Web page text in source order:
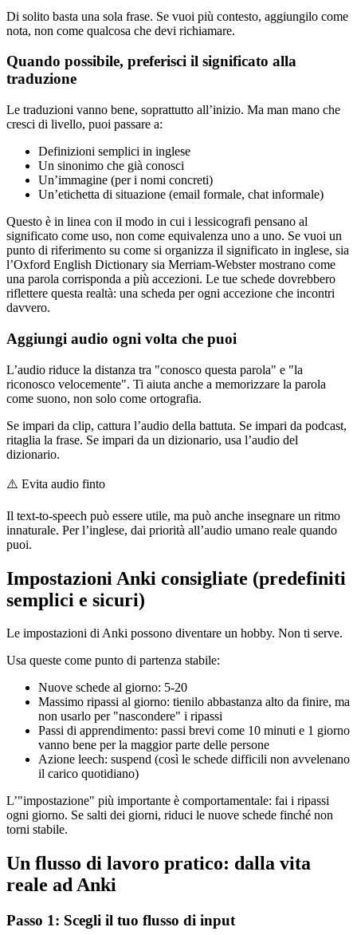
Di solito basta una sola frase. Se vuoi più contesto, aggiungilo come
nota, non come qualcosa che devi richiamare.
Quando possibile, preferisci il significato alla
traduzione
Le traduzioni vanno bene, soprattutto all’inizio. Ma man mano che
cresci di livello, puoi passare a:
Definizioni semplici in inglese
Un sinonimo che già conosci
Un’immagine (per i nomi concreti)
Un’etichetta di situazione (email formale, chat informale)
Questo è in linea con il modo in cui i lessicografi pensano al
significato come uso, non come equivalenza uno a uno. Se vuoi un
punto di riferimento su come si organizza il significato in inglese, sia
l’Oxford English Dictionary sia Merriam-Webster mostrano come
una parola corrisponda a più accezioni. Le tue schede dovrebbero
riflettere questa realtà: una scheda per ogni accezione che incontri
davvero.
Aggiungi audio ogni volta che puoi
L’audio riduce la distanza tra "conosco questa parola" e "la
riconosco velocemente". Ti aiuta anche a memorizzare la parola
come suono, non solo come ortografia.
Se impari da clip, cattura l’audio della battuta. Se impari da podcast,
ritaglia la frase. Se impari da un dizionario, usa l’audio del
dizionario.
⚠️ Evita audio finto
Il text-to-speech può essere utile, ma può anche insegnare un ritmo
innaturale. Per l’inglese, dai priorità all’audio umano reale quando
puoi.
Impostazioni Anki consigliate (predefiniti
semplici e sicuri)
Le impostazioni di Anki possono diventare un hobby. Non ti serve.
Usa queste come punto di partenza stabile:
Nuove schede al giorno: 5-20
Massimo ripassi al giorno: tienilo abbastanza alto da finire, ma
non usarlo per "nascondere" i ripassi
Passi di apprendimento: passi brevi come 10 minuti e 1 giorno
vanno bene per la maggior parte delle persone
Azione leech: suspend (così le schede difficili non avvelenano
il carico quotidiano)
L’"impostazione" più importante è comportamentale: fai i ripassi
ogni giorno. Se salti dei giorni, riduci le nuove schede finché non
torni stabile.
Un flusso di lavoro pratico: dalla vita
reale ad Anki
Passo 1: Scegli il tuo flusso di input